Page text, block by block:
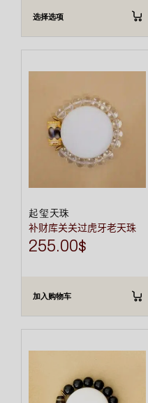
选择选项
起玺天珠
补财库关关过虎牙老天珠
255.00$
加入购物车